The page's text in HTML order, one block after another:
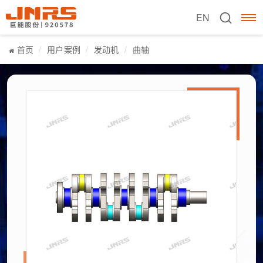
EN
首页 用户案例 发动机 曲轴